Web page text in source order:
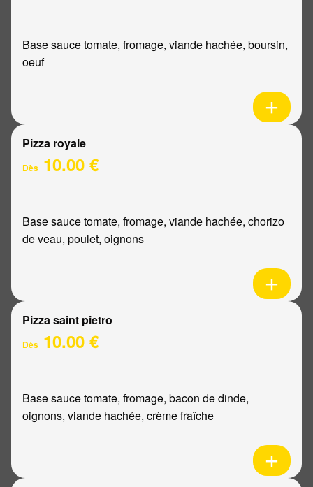
Base sauce tomate, fromage, viande hachée, boursin,
oeuf
Pizza royale
Dès 10.00 €
Base sauce tomate, fromage, viande hachée, chorizo
de veau, poulet, oignons
Pizza saint pietro
Dès 10.00 €
Base sauce tomate, fromage, bacon de dinde,
oignons, viande hachée, crème fraîche